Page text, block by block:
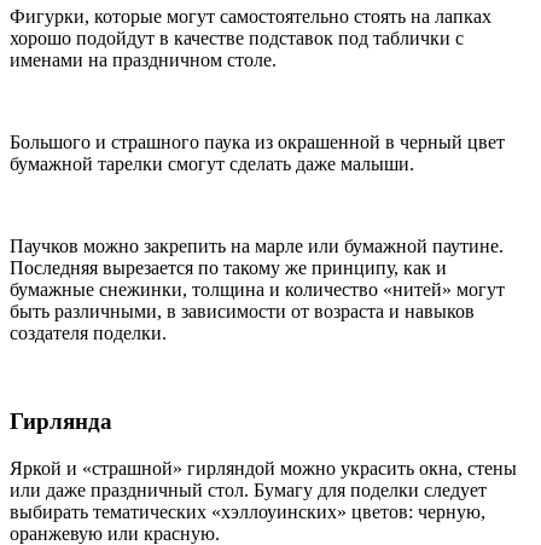
Фигурки, которые могут самостоятельно стоять на лапках
хорошо подойдут в качестве подставок под таблички с
именами на праздничном столе.
Большого и страшного паука из окрашенной в черный цвет
бумажной тарелки смогут сделать даже малыши.
Паучков можно закрепить на марле или бумажной паутине.
Последняя вырезается по такому же принципу, как и
бумажные снежинки, толщина и количество «нитей» могут
быть различными, в зависимости от возраста и навыков
создателя поделки.
Гирлянда
Яркой и «страшной» гирляндой можно украсить окна, стены
или даже праздничный стол. Бумагу для поделки следует
выбирать тематических «хэллоуинских» цветов: черную,
оранжевую или красную.